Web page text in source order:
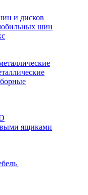
и дисков
шин
ящиками